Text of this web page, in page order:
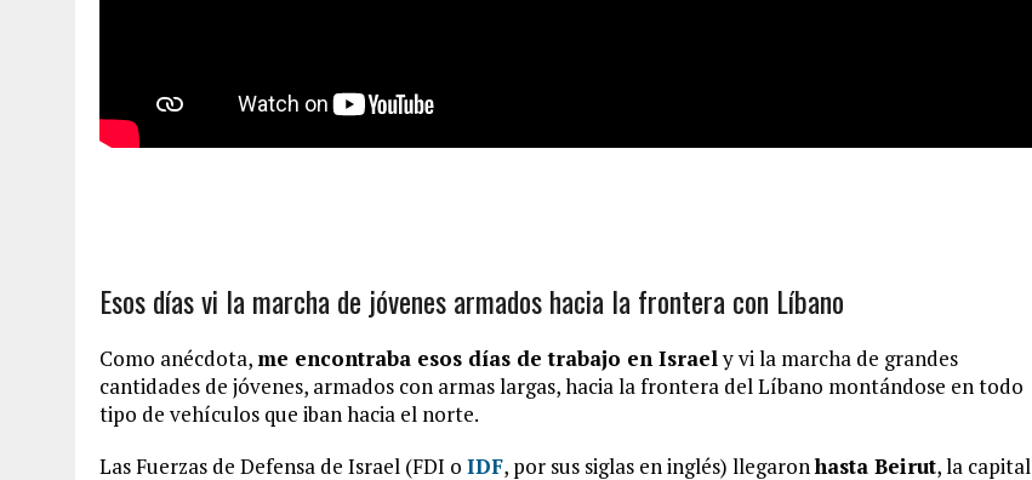
Esos días vi la marcha de jóvenes armados hacia la frontera con Líbano
Como anécdota, me encontraba esos días de trabajo en Israely vi la marcha de grandes
cantidades de jóvenes, armados con armas largas, hacia la frontera del Líbano montándose en todo
tipo de vehículos que iban hacia el norte.
Las Fuerzas de Defensa de Israel (FDI o IDF, por sus siglas en inglés) llegaronhasta Beirut, la capital